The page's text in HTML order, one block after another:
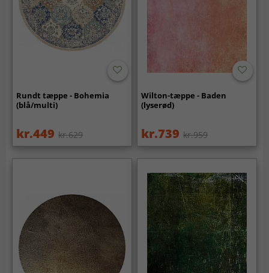
Rundt tæppe - Bohemia
(blå/multi)
kr.449 kr.629
Wilton-tæppe - Baden
(lyserød)
kr.739 kr.959